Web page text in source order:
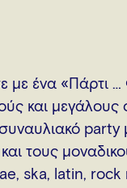
με ένα «Πάρτι
και μεγάλους
party
τους
ska, latin, rock